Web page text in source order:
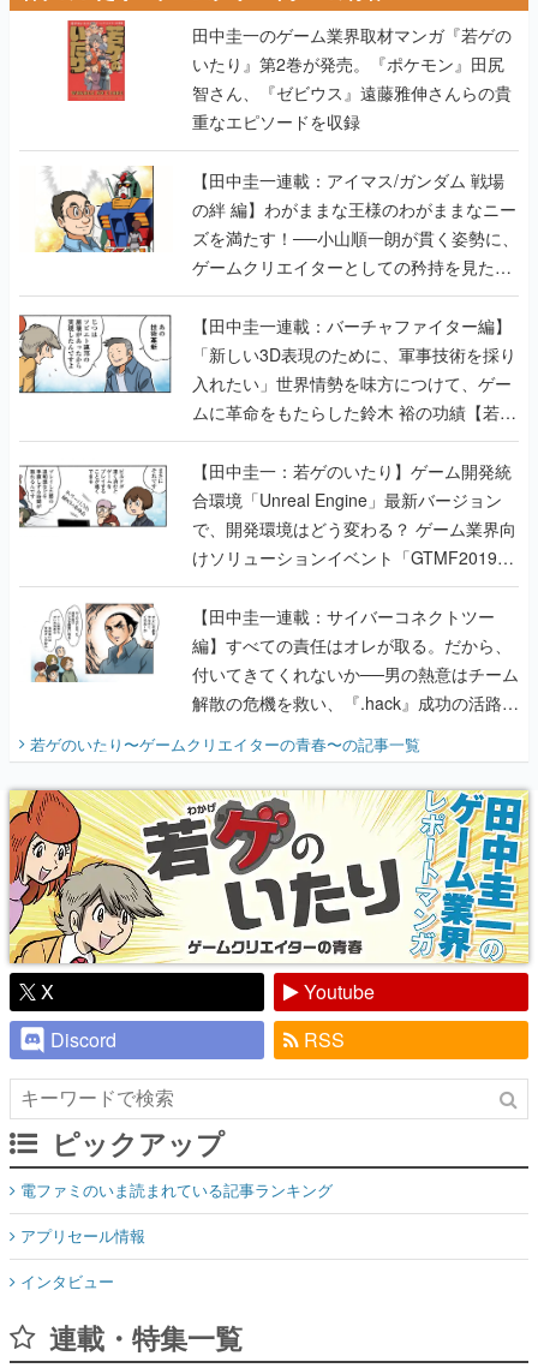
田中圭一のゲーム業界取材マンガ『若ゲの
いたり』第2巻が発売。『ポケモン』田尻
智さん、『ゼビウス』遠藤雅伸さんらの貴
重なエピソードを収録
【田中圭一連載：アイマス/ガンダム 戦場
の絆 編】わがままな王様のわがままなニー
ズを満たす！──小山順一朗が貫く姿勢に、
ゲームクリエイターとしての矜持を見た
【若ゲのいたり最終回】
【田中圭一連載：バーチャファイター編】
「新しい3D表現のために、軍事技術を採り
入れたい」世界情勢を味方につけて、ゲー
ムに革命をもたらした鈴木 裕の功績【若ゲ
のいたり】
【田中圭一：若ゲのいたり】ゲーム開発統
合環境「Unreal Engine」最新バージョン
で、開発環境はどう変わる？ ゲーム業界向
けソリューションイベント「GTMF2019」
に行って、より理解を深めよう【PR】
【田中圭一連載：サイバーコネクトツー
編】すべての責任はオレが取る。だから、
付いてきてくれないか──男の熱意はチーム
解散の危機を救い、『.hack』成功の活路を
『少年ジャンプ』色だった【若ゲのいた
り】
若ゲのいたり〜ゲームクリエイターの青春〜の記事一覧
X
Youtube
Discord
RSS
ピックアップ
電ファミのいま読まれている記事ランキング
アプリセール情報
インタビュー
連載・特集一覧